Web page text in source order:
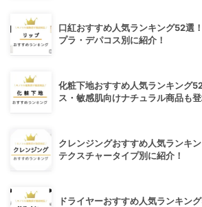
口紅おすすめ人気ランキング52選
プラ・デパコス別に紹介！
化粧下地おすすめ人気ランキング
ス・敏感肌向けナチュラル商品も登
クレンジングおすすめ人気ランキ
テクスチャータイプ別に紹介！
ドライヤーおすすめ人気ランキン